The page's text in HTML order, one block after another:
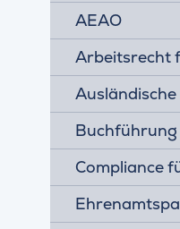
AEAO
Arbeitsrecht
Ausländische
Buchführung
Compliance